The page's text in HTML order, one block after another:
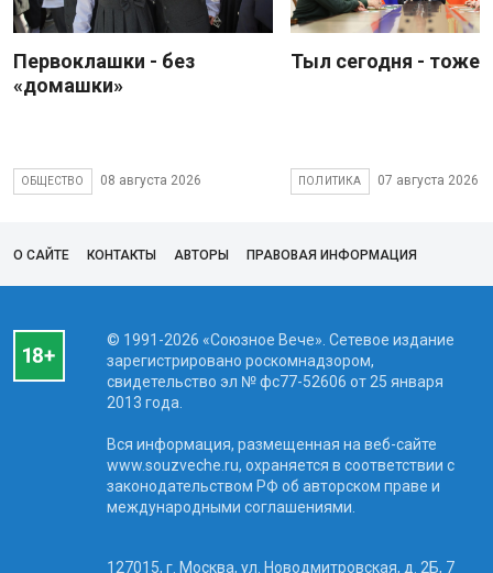
Первоклашки - без
«домашки»
ОБЩЕСТВО 08 августа 2026
Тыл сегодня - тоже
ПОЛИТИКА 07 августа 2026
О САЙТЕ КОНТАКТЫ АВТОРЫ ПРАВОВАЯ ИНФОРМАЦИЯ
© 1991-2026 «Союзное Вече». Сетевое издание
зарегистрировано роскомнадзором,
свидетельство эл № фc77-52606 от 25 января
2013 года.
Вся информация, размещенная на веб-сайте
www.souzveche.ru, охраняется в соответствии с
законодательством РФ об авторском праве и
международными соглашениями.
127015, г. Москва, ул. Новодмитровская, д. 2Б, 7